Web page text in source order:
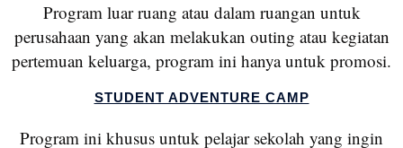
Program luar ruang atau dalam ruangan untuk
perusahaan yang akan melakukan outing atau kegiatan
pertemuan keluarga, program ini hanya untuk promosi.
STUDENT ADVENTURE CAMP
Program ini khusus untuk pelajar sekolah yang ingin